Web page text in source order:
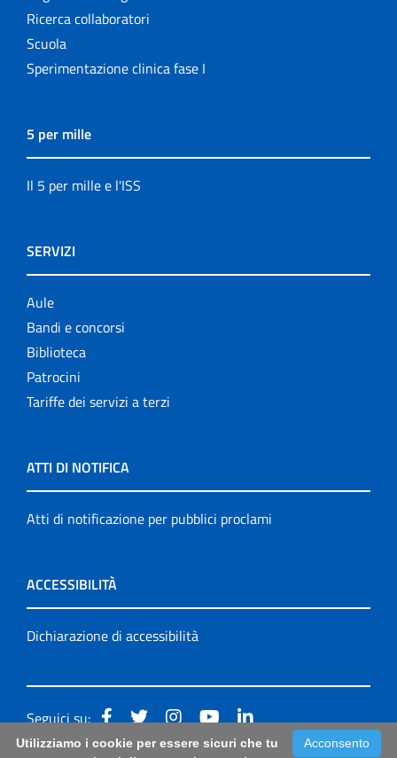
Ricerca collaboratori
Scuola
Sperimentazione clinica fase I
5 per mille
Il 5 per mille e l'ISS
SERVIZI
Aule
Bandi e concorsi
Biblioteca
Patrocini
Tariffe dei servizi a terzi
ATTI DI NOTIFICA
Atti di notificazione per pubblici proclami
ACCESSIBILITÀ
Dichiarazione di accessibilità
Seguici su:
Acconsento
Utilizziamo i cookie per essere sicuri che tu